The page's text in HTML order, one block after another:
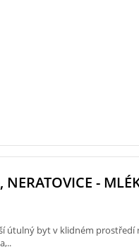
, NERATOVICE -
útulný byt v klidném prostředí